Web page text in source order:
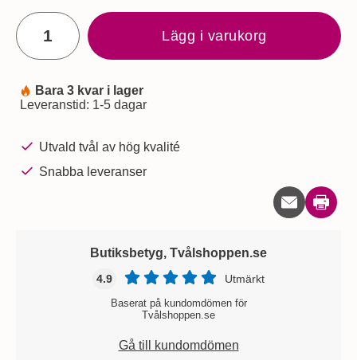
antal
Lägg i varukorg
Tillgänglighet:
Bara 3 kvar i lager
Leveranstid: 1-5 dagar
Utvald tvål av hög kvalité
Snabba leveranser
Skriv
Butiksbetyg, Tvålshoppen.se
4.9 Utmärkt
Baserat på kundomdömen för
Tvålshoppen.se
Gå till kundomdömen